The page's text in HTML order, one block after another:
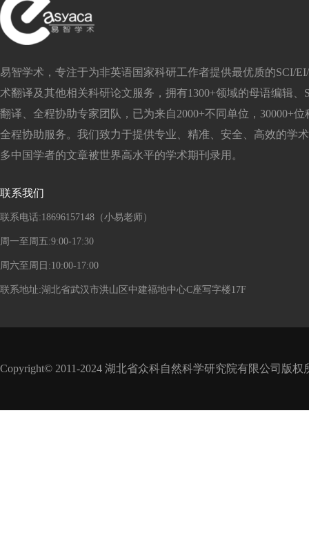
易智学术，专注于为非英语国家科研工作者提供最优质的SCI/
术翻译及其他相关科研论文服务，拥有1300+领域的母语编辑、
翻译、全程协助专家团队，已为来自2000+不同单位，30000+
全程协助服务。我们致力于提供专业、精准、安全、高效的学
多中国学者的文章被世界高水平的学术期刊录用。
联系我们
联系电话:18696157148（小易老师）
周一至周五:9:00-17:30
周六至周日:10:00-17:00
联系地址:湖北省武汉市洪山区中建福地中心C座写字楼17F
Copyright© 2011-2024 湖北省众科自然科学研究院有限公司版权